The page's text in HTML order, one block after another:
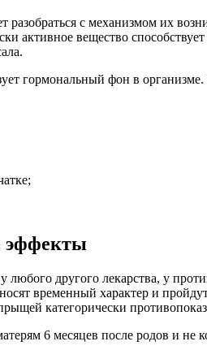
разобраться с механизмом их
активное вещество
гормональный фон в
эффекты
другого лекарства, у
временный характер и
категорически
6 месяцев после родов и